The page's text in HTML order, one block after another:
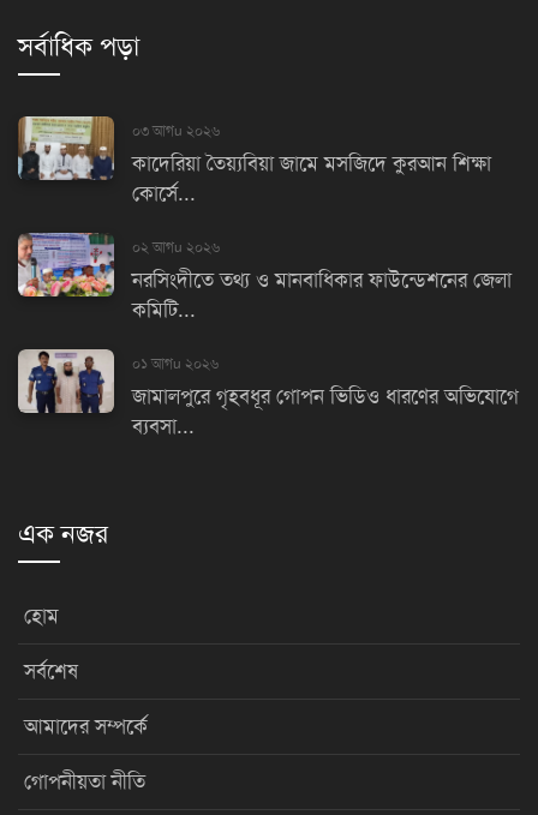
সর্বাধিক পড়া
০৩ আগu ২০২৬
কাদেরিয়া তৈয়্যবিয়া জামে মসজিদে কুরআন শিক্ষা
কোর্সে...
০২ আগu ২০২৬
নরসিংদীতে তথ্য ও মানবাধিকার ফাউন্ডেশনের জেলা
কমিটি...
০১ আগu ২০২৬
জামালপুরে গৃহবধূর গোপন ভিডিও ধারণের অভিযোগে
ব্যবসা...
এক নজর
হোম
সর্বশেষ
আমাদের সম্পর্কে
গোপনীয়তা নীতি